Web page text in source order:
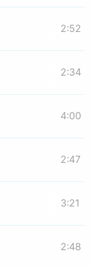
2:52
2:34
4:00
2:47
3:21
2:48